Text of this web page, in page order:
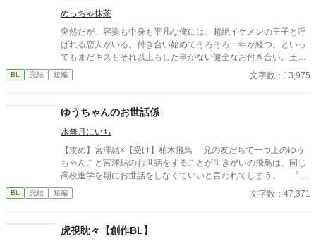
めっちゃ抹茶
突然だが、容姿も中身も平凡な俺には、超絶イケメンの王子と呼
ばれる恋人がいる。付き合い始めてそろそろ一年が経つ。といっ
てもまだキスもそれ以上もした事がない健全なお付き合い。王子
は優しいけど意地悪で、いつも俺の心臓を高鳴らせてくる——だ
けどそれだけだ。この前、喧嘩をした。それきり彼と話していな
見つけた王子の側には可憐な女の子。彼女が彼に寄り掛かって二
人がキスをしている。 その瞬間、目の前が真っ黒になった。もう
無理だ。俺がスイッチが切れたようにその場に立ち尽くした、そ
の時だった。前にいる彼から聞いたこともない怒声が俺の耳に届
いたのは。 ⚪︎佐藤玲央……微笑みの王子と呼ばれ、常に笑顔を絶
やさない。物腰柔らかな姿勢に男女問わずモテる ⚪︎中田真……両
スに馴染めず誰とも話さないので王子しか知らないし、これから
しました。 ※後日談を3/25に投稿予定←しました。Rを書くかは
BL 完結 短編 文字数：13,975
ゆうちゃんのお世話係
水無月にいち
【攻め】宮澤結×【受け】柏木飛鳥 兄の友だちで一つ上のゆう
ちゃんこと宮澤結のお世話をすることが生きがいの飛鳥は、同じ
高校進学を期にお世話をしなくていいと言われてしまう。 「も
しかしてゆうちゃんに彼女！？」 ショックを受けつつも、昔か
らのクセでつい世話を焼いてしまう。 でもそんな飛鳥に結は冷
BL 完結 短編 文字数：47,371
虎視眈々【創作BL】